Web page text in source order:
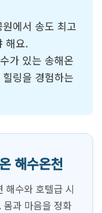
에서 송도 최고
해요.
가 있는 송해온
링을 경험하는
해수온천
해수와 호텔급 시
과 마음을 정화